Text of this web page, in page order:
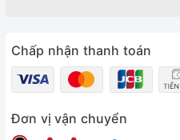
Chấp nhận thanh toán
Đơn vị vận chuyển